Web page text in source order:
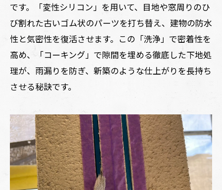
です。「変性シリコン」を用いて、目地や窓周りのひ
び割れた古いゴム状のパーツを打ち替え、建物の防水
性と気密性を復活させます。この「洗浄」で密着性を
高め、「コーキング」で隙間を埋める徹底した下地処
理が、雨漏りを防ぎ、新築のような仕上がりを長持ち
させる秘訣です。